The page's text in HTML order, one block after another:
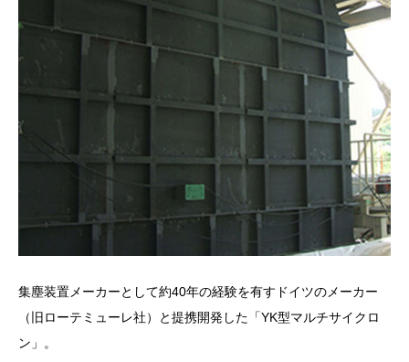
集塵装置メーカーとして約40年の経験を有すドイツのメーカー
（旧ローテミューレ社）と提携開発した「YK型マルチサイクロ
ン」。